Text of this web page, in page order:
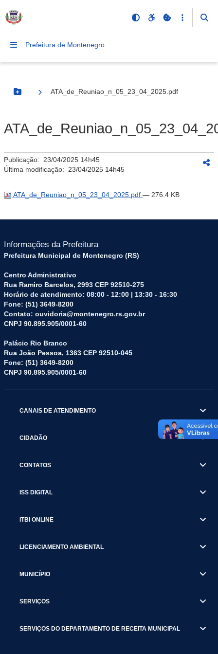
Prefeitura de Montenegro
Botão Menu
ATA_de_Reuniao_n_05_23_04_2025.pdf
Publicação: 23/04/2025 14h45
Última modificação: 23/04/2025 14h45
ATA_de_Reuniao_n_05_23_04_2025.pdf — 276.4 KB
Informações da Prefeitura
Prefeitura Municipal de Montenegro (RS)
Centro Administrativo
Rua Ramiro Barcelos, 2993 CEP 92510-275
Horário de atendimento: 08:00 - 12:00 | 13:30 - 16:30
Fone: (51) 3649-8200
Contato: ouvidoria@montenegro.rs.gov.br
CNPJ 90.895.905/0001-60
Palácio Rio Branco
Rua João Pessoa, 1363 CEP 92510-045
Fone: (51) 3649-8200
CNPJ 90.895.905/0001-60
CANAIS DE ATENDIMENTO
CIDADÃO
CONTATOS
ISS DIGITAL
ITBI ONLINE
LICENCIAMENTO AMBIENTAL
MUNICÍPIO
SERVIÇOS
SERVIÇOS DO DEPARTAMENTO DE RECEITA MUNICIPAL